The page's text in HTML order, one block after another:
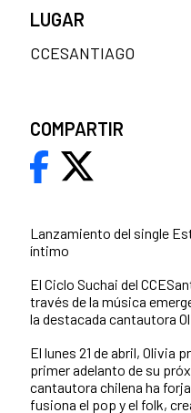
Lanzamiento del single
íntimo
El Ciclo Suchai del
través de la música
la destacada cantautora
El lunes 21 de abril, Olivia
primer adelanto de su
cantautora chilena ha
fusiona el pop y el folk,
LUGAR
CCESANTIAGO
COMPARTIR